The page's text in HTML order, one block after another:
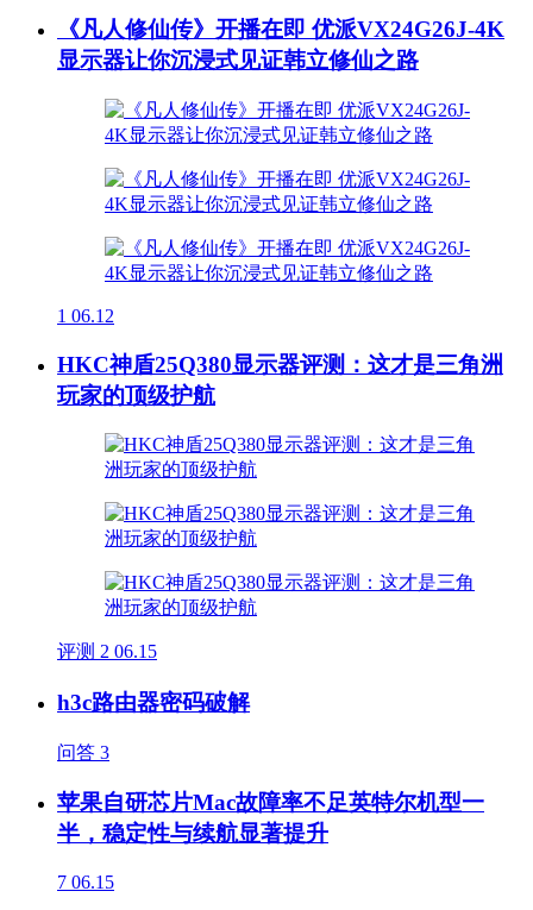
《凡人修仙传》开播在即 优派VX24G26J-4K
显示器让你沉浸式见证韩立修仙之路
1 06.12
HKC神盾25Q380显示器评测：这才是三角洲
玩家的顶级护航
评测 2 06.15
h3c路由器密码破解
问答 3
苹果自研芯片Mac故障率不足英特尔机型一
半，稳定性与续航显著提升
7 06.15